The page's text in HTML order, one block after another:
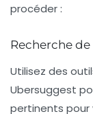
procéder :
Recherche
Utilisez des
Ubersuggest
pertinents pour